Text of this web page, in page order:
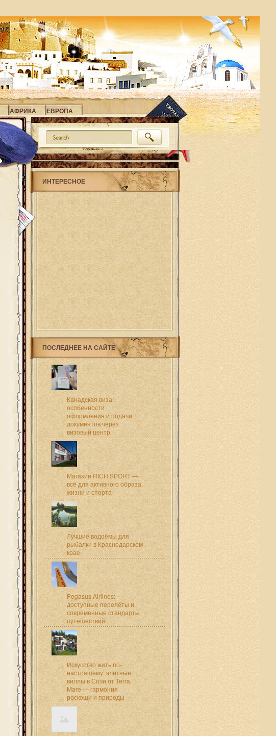
АФРИКА ЕВРОПА
ИНТЕРЕСНОЕ
ПОСЛЕДНЕЕ НА САЙТЕ
Канадская виза:
особенности
оформления и подачи
документов через
визовый центр
Магазин RICH SPORT —
всё для активного образа
жизни и спорта
Лучшие водоёмы для
рыбалки в Краснодарском
крае
Pegasus Airlines:
доступные перелёты и
современные стандарты
путешествий
Искусство жить по-
настоящему: элитные
виллы в Сочи от Terra
Mare — гармония
роскоши и природы